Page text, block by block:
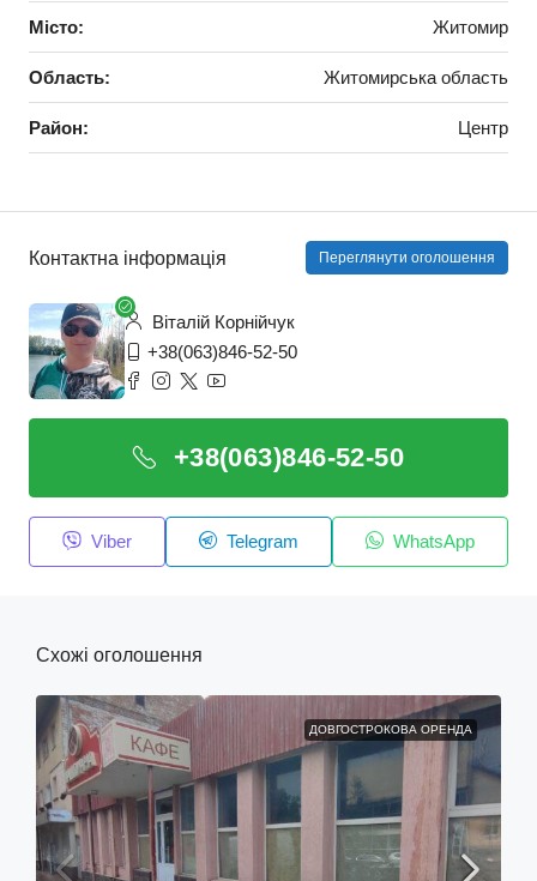
Місто: Житомир
Область: Житомирська область
Район: Центр
Контактна інформація Переглянути оголошення
Віталій Корнійчук
+38(063)846-52-50
+38(063)846-52-50
Viber Telegram WhatsApp
Схожі оголошення
ДОВГОСТРОКОВА ОРЕНДА